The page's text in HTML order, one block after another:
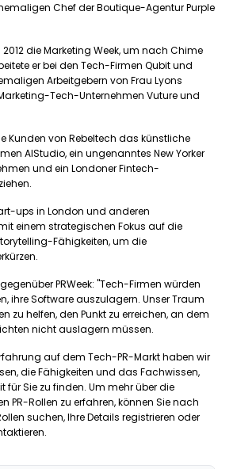
Chef der Boutique-Agentur Purple
2012 die Marketing Week, um nach Chime
er bei den Tech-Firmen Qubit und
Arbeitgebern von Frau Lyons
Tech-Unternehmen Vuture und
Kunden von Rebeltech das künstliche
AIStudio, ein ungenanntes New Yorker
und ein Londoner Fintech-
ups in London und anderen
einem strategischen Fokus auf die
Fähigkeiten, um die
PRWeek: "Tech-Firmen würden
ihre Software auszulagern. Unser Traum
zu helfen, den Punkt zu erreichen, an dem
nicht auslagern müssen.
auf dem Tech-PR-Markt haben wir
die Fähigkeiten und das Fachwissen,
für Sie zu finden. Um mehr über die
PR-Rollen zu erfahren, können Sie nach
suchen, Ihre Details registrieren oder